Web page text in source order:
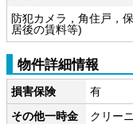
防犯カメラ，角住戸，
居後の賃料等)
物件詳細情報
損害保険
有
その他一時金
クリー